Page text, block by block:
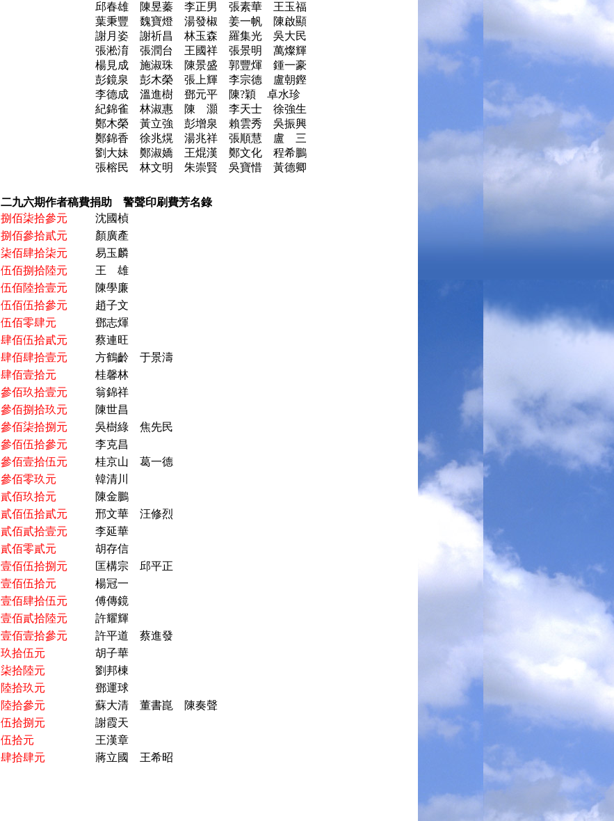
邱春雄 陳昱蓁 李正男 張素華 王玉福
葉秉豐 魏寶燈 湯發椒 姜一帆 陳啟顯
謝月姿 謝祈昌 林玉森 羅集光 吳大民
張淞淯 張潤台 王國祥 張景明 萬燦輝
楊見成 施淑珠 陳景盛 郭豐煇 鍾一豪
彭鏡泉 彭木榮 張上輝 李宗德 盧朝鏗
李德成 溫進樹 鄧元平 陳?穎 卓水珍
紀錦雀 林淑惠 陳 灝 李天士 徐強生
鄭木榮 黃立強 彭增泉 賴雲秀 吳振興
鄭錦香 徐兆熀 湯兆祥 張順慧 盧 三
劉大妹 鄭淑嬌 王焜漢 鄭文化 程希鵬
張榕民 林文明 朱崇賢 吳寶惜 黃德卿
二九六期作者稿費捐助 警聲印刷費芳名錄
捌佰柒拾參元
沈國楨
捌佰參拾貳元
顏廣產
柒佰肆拾柒元
易玉麟
伍佰捌拾陸元
王 雄
伍佰陸拾壹元
陳學廉
伍佰伍拾參元
趙子文
伍佰零肆元
鄧志煇
肆佰伍拾貳元
蔡連旺
肆佰肆拾壹元
方鶴齡 于景濤
肆佰壹拾元
桂馨林
參佰玖拾壹元
翁錦祥
參佰捌拾玖元
陳世昌
參佰柒拾捌元
吳樹綠 焦先民
參佰伍拾參元
李克昌
參佰壹拾伍元
桂京山 葛一德
參佰零玖元
韓清川
貳佰玖拾元
陳金鵬
貳佰伍拾貳元
邢文華 汪修烈
貳佰貳拾壹元
李延華
貳佰零貳元
胡存信
壹佰伍拾捌元
匡構宗 邱平正
壹佰伍拾元
楊冠一
壹佰肆拾伍元
傅傳鏡
壹佰貳拾陸元
許耀輝
壹佰壹拾參元
許平道 蔡進發
玖拾伍元
胡子華
柒拾陸元
劉邦棟
陸拾玖元
鄧運球
陸拾參元
蘇大清 董書崑 陳奏聲
伍拾捌元
謝霞天
伍拾元
王漢章
肆拾肆元
蔣立國 王希昭